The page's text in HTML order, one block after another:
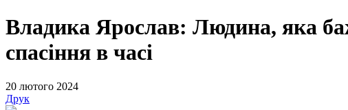
Владика Ярослав: Людина, яка
спасіння в часі
20 лютого 2024
Друк